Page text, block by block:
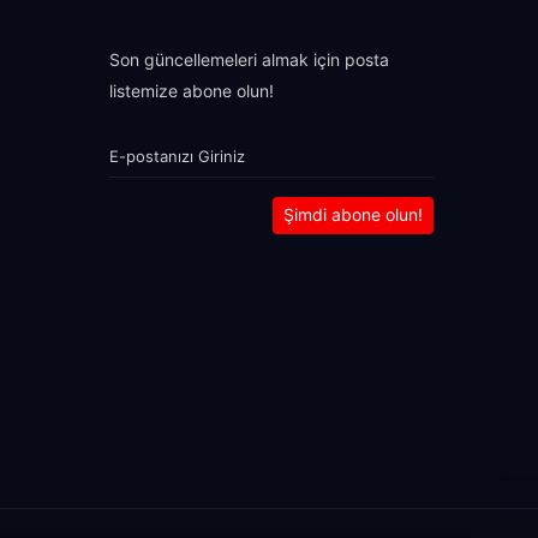
Son güncellemeleri almak için posta
listemize abone olun!
Şimdi abone olun!